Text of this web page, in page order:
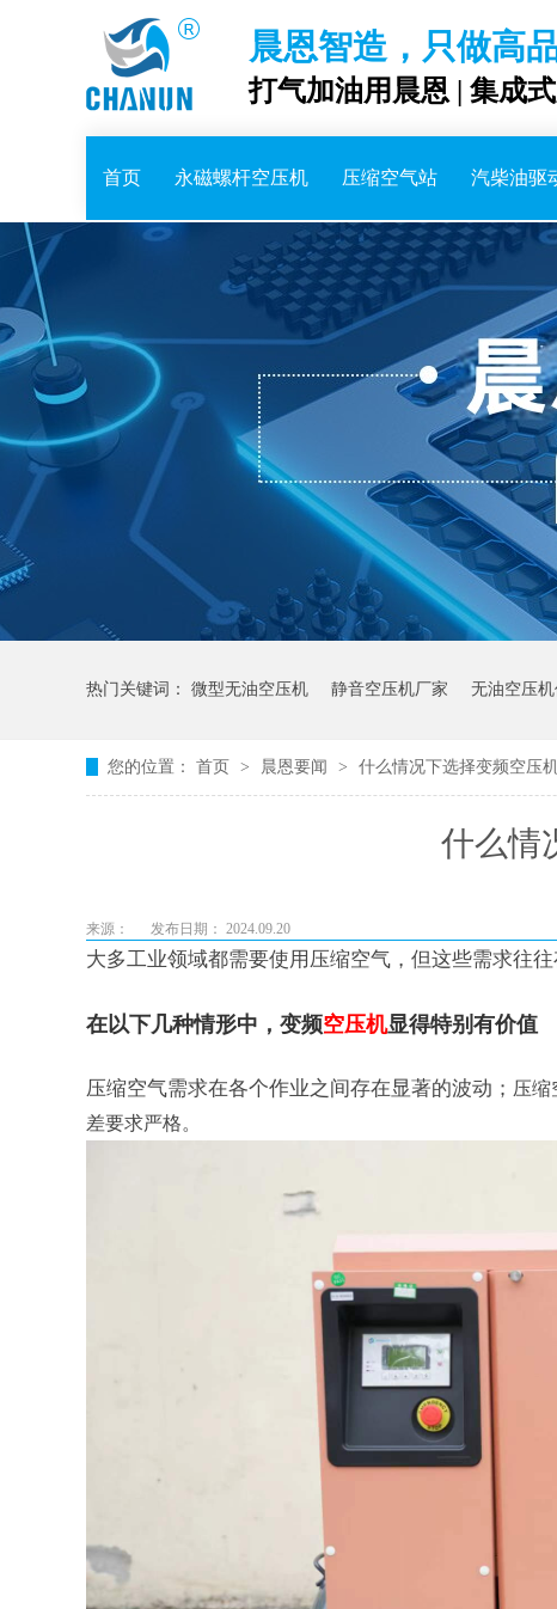
晨恩智造，只做高
打气加油用晨恩 | 集成
首页 永磁螺杆空压机 压缩空气站 汽柴油驱
热门关键词： 微型无油空压机 静音空压机厂家 无油空压机
您的位置： 首页 > 晨恩要闻 > 什么情况下选择变频空压
什么情
来源： 发布日期： 2024.09.20
大多工业领域都需要使用压缩空气，但这些需求往
在以下几种情形中，变频空压机显得特别有价值
压缩空气需求在各个作业之间存在显著的波动； 压缩
差要求严格。